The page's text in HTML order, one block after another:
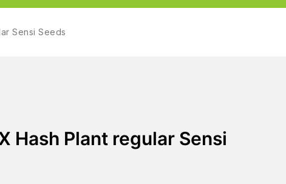
Sensi Seeds
Hash Plant regular Sensi